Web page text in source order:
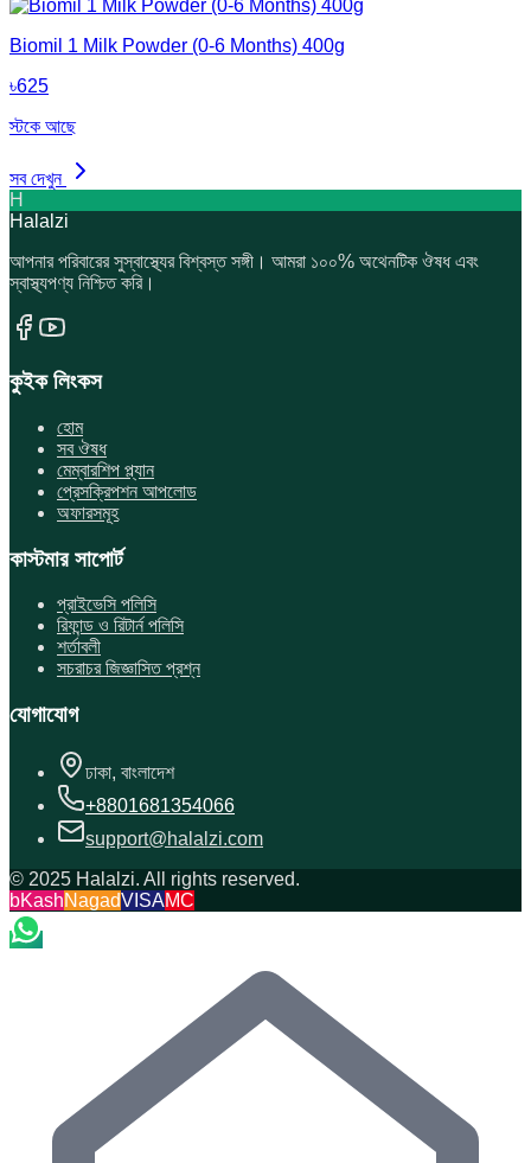
Biomil 1 Milk Powder (0-6 Months) 400g
৳625
স্টকে আছে
সব দেখুন
H
Halalzi
আপনার পরিবারের সুস্বাস্থ্যের বিশ্বস্ত সঙ্গী। আমরা ১০০% অথেনটিক ঔষধ এবং
স্বাস্থ্যপণ্য নিশ্চিত করি।
কুইক লিংকস
হোম
সব ঔষধ
মেম্বারশিপ প্ল্যান
প্রেসক্রিপশন আপলোড
অফারসমূহ
কাস্টমার সাপোর্ট
প্রাইভেসি পলিসি
রিফান্ড ও রিটার্ন পলিসি
শর্তাবলী
সচরাচর জিজ্ঞাসিত প্রশ্ন
যোগাযোগ
ঢাকা, বাংলাদেশ
+8801681354066
support@halalzi.com
© 2025 Halalzi. All rights reserved.
bKashNagadVISAMC